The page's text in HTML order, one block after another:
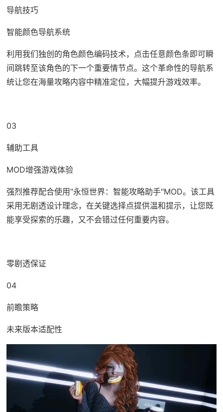
导航技巧
智能颜色导航系统
利用我们独创的角色颜色编码技术，点击任意颜色条即可瞬
间跳转至该角色的下一个重要情节点。这个革命性的导航系
统让您在海量攻略内容中精准定位，大幅提升游戏效率。
03
辅助工具
MOD增强游戏体验
强烈推荐配合使用"永恒世界：智能攻略助手"MOD。该工具
采用无剧透设计理念，在关键选择点提供温和提示，让您既
能享受探索的乐趣，又不会错过任何重要内容。
零剧透保证
04
前瞻策略
未来版本适配性